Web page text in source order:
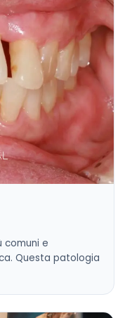
comuni e
Questa patologia